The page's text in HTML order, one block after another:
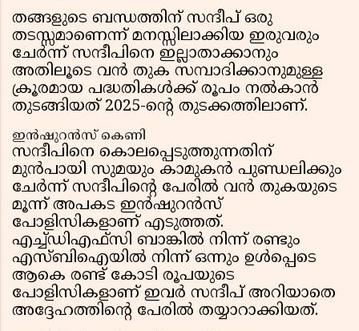
തങ്ങളുടെ ബന്ധത്തിന് സന്ദീപ് ഒരു
തടസ്സമാണെന്ന് മനസ്സിലാക്കിയ ഇരുവരും
ചേർന്ന് സന്ദീപിനെ ഇല്ലാതാക്കാനും
അതിലൂടെ വൻ തുക സമ്പാദിക്കാനുമുള്ള
ക്രൂരമായ പദ്ധതികൾക്ക് രൂപം നൽകാൻ
തുടങ്ങിയത് 2025-ന്റെ തുടക്കത്തിലാണ്.
ഇൻഷുറൻസ് കെണി
സന്ദീപിനെ കൊലപ്പെടുത്തുന്നതിന്
മുൻപായി സുമയും കാമുകൻ പുണ്ഡലിക്കും
ചേർന്ന് സന്ദീപിന്റെ പേരിൽ വൻ തുകയുടെ
മൂന്ന് അപകട ഇൻഷുറൻസ്
പോളിസികളാണ് എടുത്തത്.
എച്ച്ഡിഎഫ്സി ബാങ്കിൽ നിന്ന് രണ്ടും
എസ്ബിഐയിൽ നിന്ന് ഒന്നും ഉൾപ്പെടെ
ആകെ രണ്ട് കോടി രൂപയുടെ
പോളിസികളാണ് ഇവർ സന്ദീപ് അറിയാതെ
അദ്ദേഹത്തിന്റെ പേരിൽ തയ്യാറാക്കിയത്.